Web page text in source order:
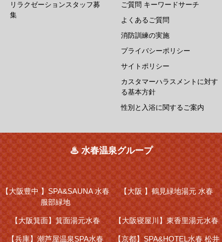
リラクゼーションスタッフ募
集
ご質問 キーワードサーチ
よくあるご質問
消防訓練の実施
プライバシーポリシー
サイトポリシー
カスタマーハラスメントに対す
る基本方針
性別と入浴に関するご案内
♨ 水春温泉グループ
【大阪豊中 】SPA&SAUNA 水春
服部緑地
【大阪 】鶴見緑地湯元 水春
【大阪箕面】箕面湯元水春 【大阪寝屋川】東香里湯元水春
【兵庫】潮芦屋温泉SPA水春 【京都】SPA&HOTEL水春 松井